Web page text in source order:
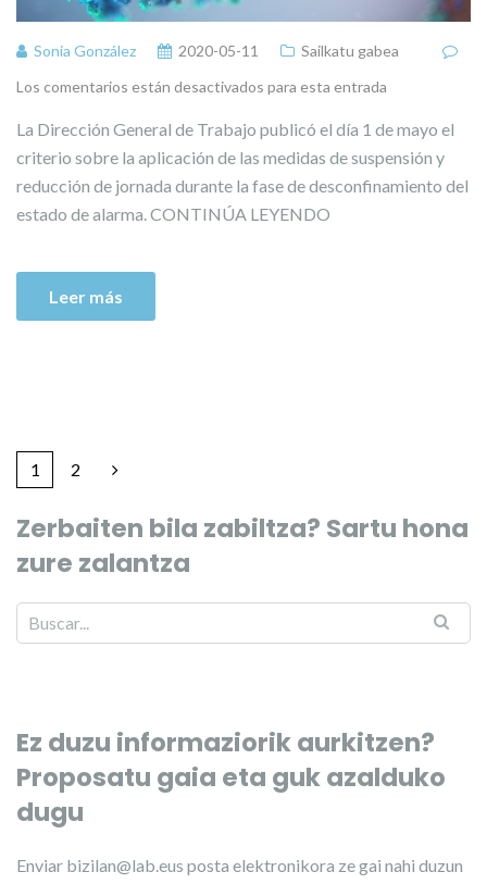
Sonia González 2020-05-11
Sailkatu gabea
Los comentarios están desactivados para esta entrada
La Dirección General de Trabajo publicó el día 1 de mayo el
criterio sobre la aplicación de las medidas de suspensión y
reducción de jornada durante la fase de desconfinamiento del
estado de alarma. CONTINÚA LEYENDO
Leer más
1 2
Zerbaiten bila zabiltza? Sartu hona
zure zalantza
Ez duzu informaziorik aurkitzen?
Proposatu gaia eta guk azalduko
dugu
Enviar bizilan@lab.eus posta elektronikora ze gai nahi duzun